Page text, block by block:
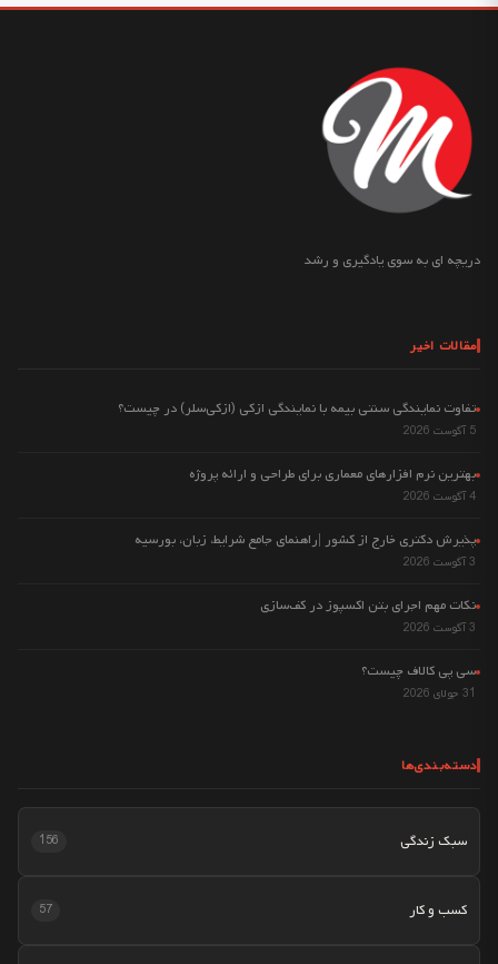
دریچه ای به سوی یادگیری و رشد
مقالات اخیر
تفاوت نمایندگی سنتی بیمه با نمایندگی ازکی (ازکی‌سلر) در چیست؟
5 آگوست 2026
بهترین نرم افزارهای معماری برای طراحی و ارائه پروژه
4 آگوست 2026
پذیرش دکتری خارج از کشور |راهنمای جامع شرایط، زبان، بورسیه
3 آگوست 2026
نکات مهم اجرای بتن اکسپوز در کف‌سازی
3 آگوست 2026
سی پی کالاف چیست؟
31 جولای 2026
دسته‌بندی‌ها
سبک زندگی 156
کسب و کار 57